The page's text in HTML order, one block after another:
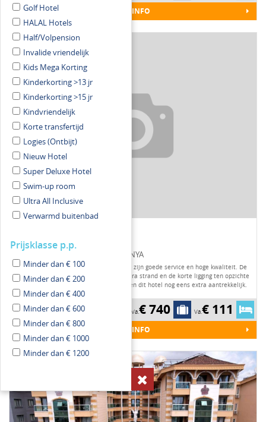
Golf Hotel
HALAL Hotels
Half/Volpension
Invalide vriendelijk
Kids Mega Korting
Kinderkorting >13 jr
Kinderkorting >15 jr
Kindvriendelijk
Korte transfertijd
Logies (Ontbijt)
Nieuw Hotel
Super Deluxe Hotel
Swim-up room
Ultra All Inclusive
Verwarmd buitenbad
Prijsklasse p.p.
Minder dan € 100
Minder dan € 200
Minder dan € 400
Minder dan € 600
Minder dan € 800
Minder dan € 1000
Minder dan € 1200
MEER INFO
Hotel Kahya
TURKIJE / TURKSE RIVIERA / ALANYA
Dit zeer geliefde hotel staat bekend om zijn goede service en hoge kwaliteit. De
ligging aan de boulevard en het Cleopatra strand en de korte ligging ten opzichte
van het centrum (circa 800 meter) maken dit hotel nog eens extra aantrekkelijk.
MEER INFO
ALL INCLUSIVE
**** Va.€ 111
Va.€ 740